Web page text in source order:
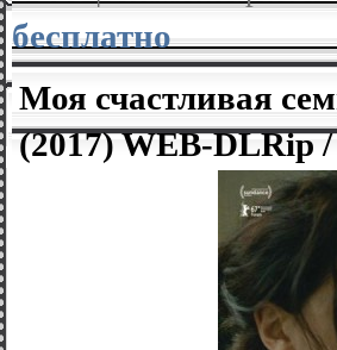
бесплатно
Моя счастливая
(2017) WEB-DLRip